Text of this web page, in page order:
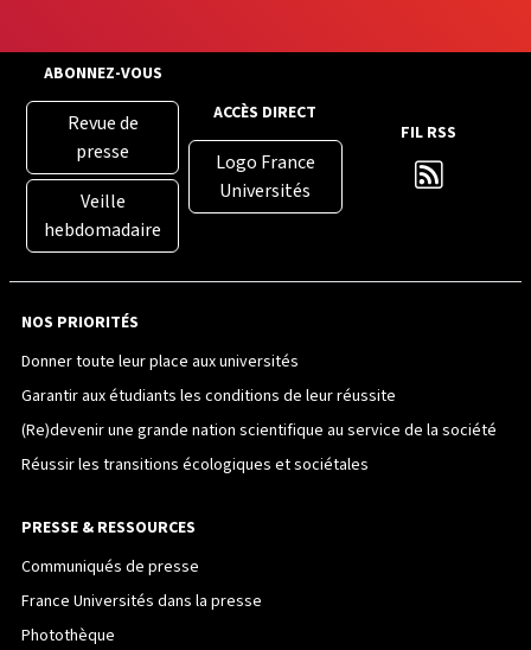
ABONNEZ-VOUS
Revue de
presse
Veille
hebdomadaire
ACCÈS DIRECT
Logo France
Universités
FIL RSS
NOS PRIORITÉS
Donner toute leur place aux universités
Garantir aux étudiants les conditions de leur réussite
(Re)devenir une grande nation scientifique au service de la société
Réussir les transitions écologiques et sociétales
PRESSE & RESSOURCES
Communiqués de presse
France Universités dans la presse
Photothèque